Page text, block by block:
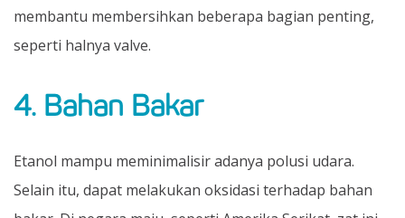
membantu membersihkan beberapa bagian penting,
seperti halnya valve.
4. Bahan Bakar
Etanol mampu meminimalisir adanya polusi udara.
Selain itu, dapat melakukan oksidasi terhadap bahan